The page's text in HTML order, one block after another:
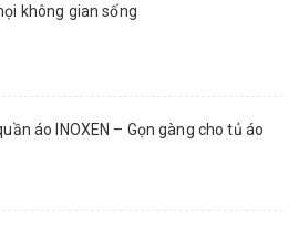
không gian sống
áo INOXEN – Gọn gàng cho tủ áo